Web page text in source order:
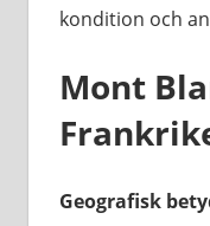
kondition och
Mont
Geografisk